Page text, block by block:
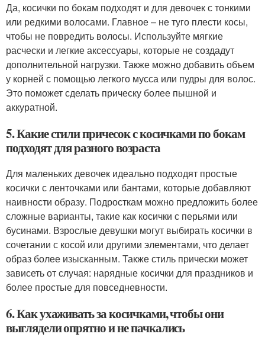
Да, косички по бокам подходят и для девочек с тонкими
или редкими волосами. Главное – не туго плести косы,
чтобы не повредить волосы. Используйте мягкие
расчески и легкие аксессуары, которые не создадут
дополнительной нагрузки. Также можно добавить объем
у корней с помощью легкого мусса или пудры для волос.
Это поможет сделать прическу более пышной и
аккуратной.
5. Какие стили причесок с косичками по бокам
подходят для разного возраста
Для маленьких девочек идеально подходят простые
косички с ленточками или бантами, которые добавляют
наивности образу. Подросткам можно предложить более
сложные варианты, такие как косички с перьями или
бусинами. Взрослые девушки могут выбирать косички в
сочетании с косой или другими элементами, что делает
образ более изысканным. Также стиль прически может
зависеть от случая: нарядные косички для праздников и
более простые для повседневности.
6. Как ухаживать за косичками, чтобы они
выглядели опрятно и не пачкались